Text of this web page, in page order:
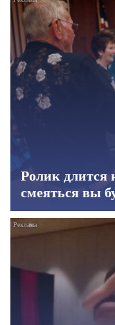
Ролик длится
смеяться вы